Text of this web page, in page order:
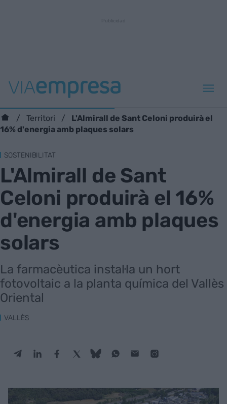
Territori
L'Almirall de Sant Celoni produirà el
16% d'energia amb plaques solars
SOSTENIBILITAT
L'Almirall de Sant
Celoni produirà el 16%
d'energia amb plaques
solars
La farmacèutica instal·la un hort
fotovoltaic a la planta química del Vallès
Oriental
VALLÈS